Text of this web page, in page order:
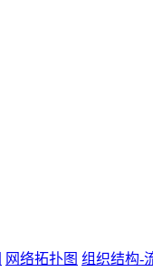
网络拓扑图 组织结构-